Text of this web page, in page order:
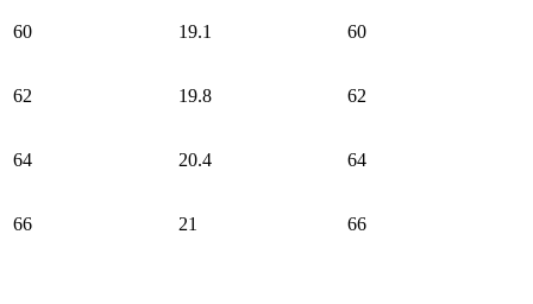
60 19.1 60
62 19.8 62
64 20.4 64
66 21 66